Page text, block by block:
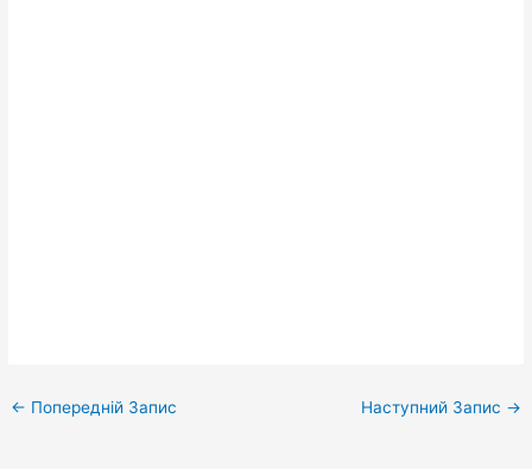
← Попередній Запис Наступний Запис →